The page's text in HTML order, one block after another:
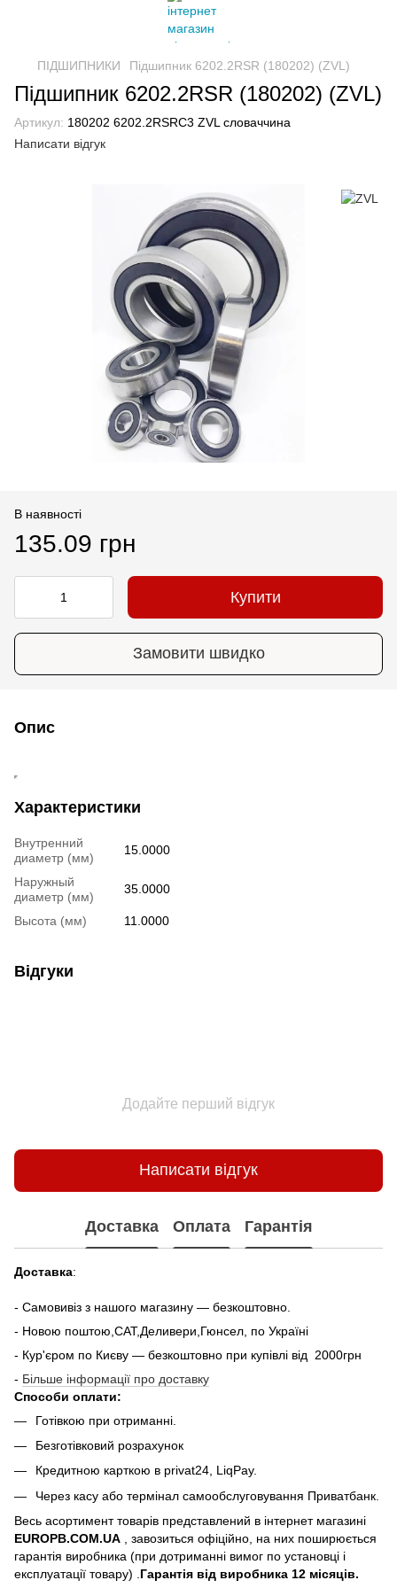
ПІДШИПНИКИ Підшипник 6202.2RSR (180202) (ZVL)
Підшипник 6202.2RSR (180202) (ZVL)
Артикул: 180202 6202.2RSRC3 ZVL словаччина
Написати відгук
В наявності
135.09 грн
Купити
Замовити швидко
Опис
Характеристики
Внутренний
диаметр (мм)
15.0000
Наружный
диаметр (мм)
35.0000
Высота (мм) 11.0000
Відгуки
Додайте перший відгук
Написати відгук
Доставка Оплата Гарантія
Доставка:
- Самовивіз з нашого магазину — безкоштовно.
- Новою поштою,САТ,Деливери,Гюнсел, по Україні
- Кур'єром по Києву — безкоштовно при купiвлi вiд 2000грн
- Більше інформації про доставку
Способи оплати:
Готівкою при отриманні.
Безготівковий розрахунок
Кредитною карткою в privat24, LiqPay.
Через касу або термінал самообслуговування Приватбанк.
Весь асортимент товарів представлений в інтернет магазині
EUROPB.COM.UA
, завозиться офіційно, на них поширюється
гарантія виробника (при дотриманні вимог по установці і
експлуатації товару) . Гарантія від виробника 12 місяців.